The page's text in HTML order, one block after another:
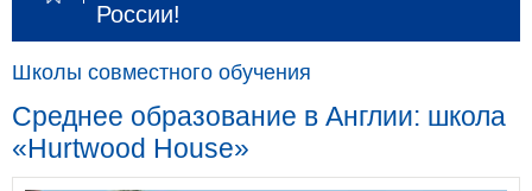
России!
Школы совместного обучения
Среднее образование в Англии: школа
«Hurtwood House»